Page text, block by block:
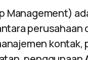
Management)
perusahaan
kontak,